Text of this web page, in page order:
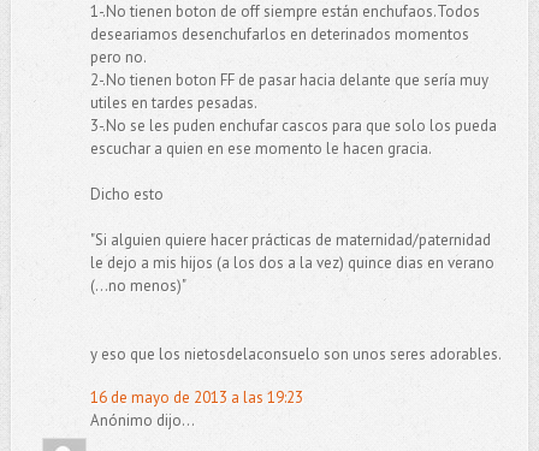
1-.No tienen boton de off siempre están enchufaos.Todos
deseariamos desenchufarlos en deterinados momentos
pero no.
2-.No tienen boton FF de pasar hacia delante que sería muy
utiles en tardes pesadas.
3-.No se les puden enchufar cascos para que solo los pueda
escuchar a quien en ese momento le hacen gracia.
Dicho esto
"Si alguien quiere hacer prácticas de maternidad/paternidad
le dejo a mis hijos (a los dos a la vez) quince dias en verano
(...no menos)"
y eso que los nietosdelaconsuelo son unos seres adorables.
16 de mayo de 2013 a las 19:23
Anónimo dijo...